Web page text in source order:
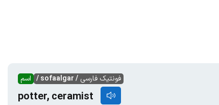
اسم فونتیک فارسی / sofaalgar /
potter, ceramist